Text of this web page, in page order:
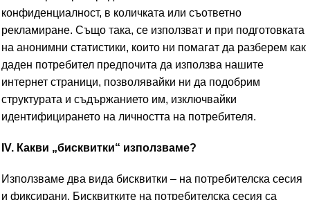
конфиденциалност, в количката или съответно
рекламиране. Също така, се използват и при подготовката
на анонимни статистики, които ни помагат да разберем как
даден потребител предпочита да използва нашите
интернет страници, позволявайки ни да подобрим
структурата и съдържанието им, изключвайки
идентифицирането на личността на потребителя.
IV. Какви „бисквитки“ използваме?
Използваме два вида бисквитки – на потребителска сесия
и фиксирани. Бисквитките на потребителска сесия са